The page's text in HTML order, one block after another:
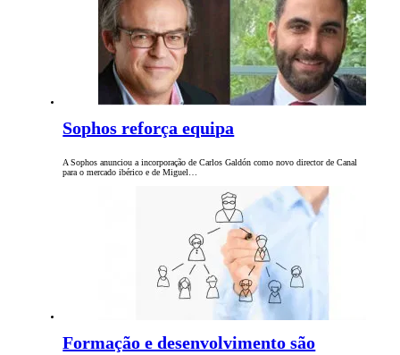
Sophos reforça equipa
A Sophos anunciou a incorporação de Carlos Galdón como novo director de Canal
para o mercado ibérico e de Miguel…
Formação e desenvolvimento são